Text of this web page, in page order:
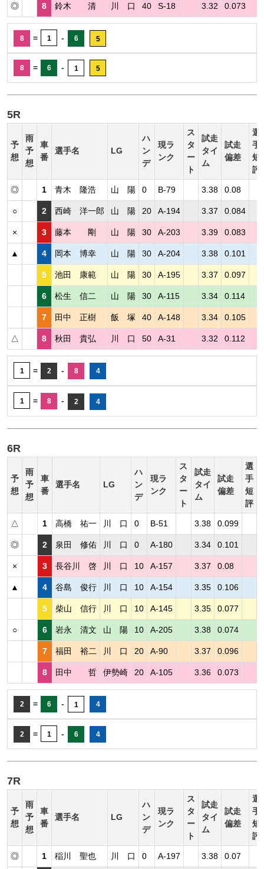
◎ 8 鈴木 清 川 口 40 S-18 3.32 0.073
8 = 1 - 6 5
8 = 6 - 1 5
5R
予
想
雨
予
想
車
番
選手名 LG
ハ
ン
デ
現ラ
ンク
ス
タ
ー
ト
試走
タイ
ム
試走
偏差
選
手
短
評
◎ 1 青木 隆浩 山 陽 0 B-79 3.38 0.08
○ 2 西崎 洋一郎 山 陽 20 A-194 3.37 0.084
× 3 藤本 剛 山 陽 30 A-203 3.39 0.083
▲ 4 岡本 博幸 山 陽 30 A-204 3.38 0.101
5 池田 康範 山 陽 30 A-195 3.37 0.097
6 松生 信二 山 陽 30 A-115 3.34 0.114
7 田中 正樹 飯 塚 40 A-148 3.34 0.105
△ 8 秋田 貴弘 川 口 50 A-31 3.32 0.112
1 = 2 - 8 4
1 = 8 - 2 4
6R
予
想
雨
予
想
車
番
選手名 LG
ハ
ン
デ
現ラ
ンク
ス
タ
ー
ト
試走
タイ
ム
試走
偏差
選
手
短
評
△ 1 高橋 祐一 川 口 0 B-51 3.38 0.099
◎ 2 泉田 修佑 川 口 0 A-180 3.34 0.101
× 3 長谷川 啓 川 口 10 A-157 3.37 0.08
▲ 4 谷島 俊行 川 口 10 A-154 3.35 0.106
5 柴山 信行 川 口 10 A-145 3.35 0.077
○ 6 岩永 清文 山 陽 10 A-205 3.38 0.074
7 福田 裕二 川 口 20 A-90 3.37 0.096
8 田中 哲 伊勢崎 20 A-105 3.36 0.073
2 = 6 - 1 4
2 = 1 - 6 4
7R
予
想
雨
予
想
車
番
選手名 LG
ハ
ン
デ
現ラ
ンク
ス
タ
ー
ト
試走
タイ
ム
試走
偏差
選
手
短
評
◎ 1 稲川 聖也 川 口 0 A-197 3.38 0.07